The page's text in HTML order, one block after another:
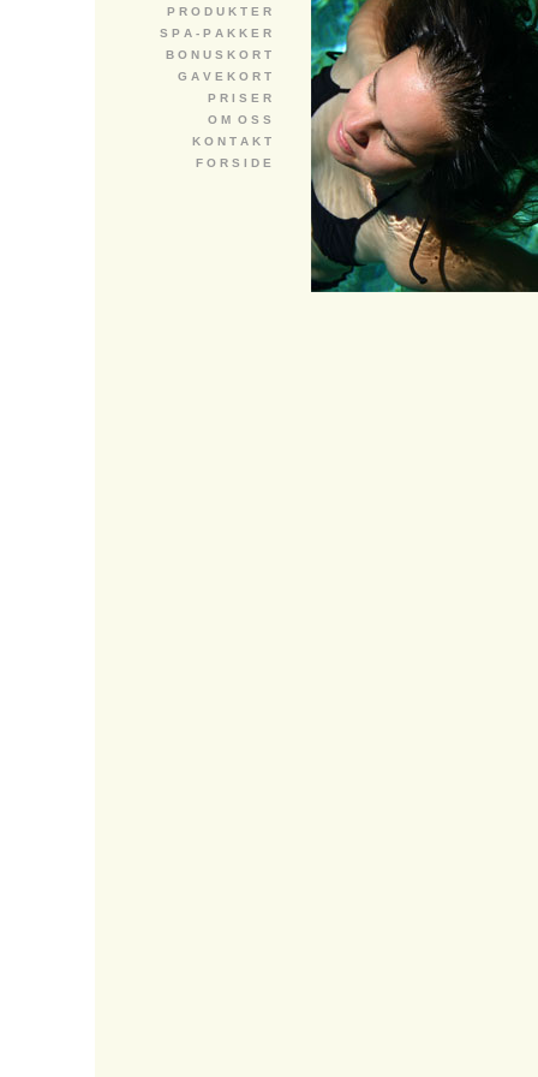
P R O D U K T E R
S P A - P A K K E R
B O N U S K O R T
G A V E K O R T
P R I S E R
O M O S S
K O N T A K T
F O R S I D E